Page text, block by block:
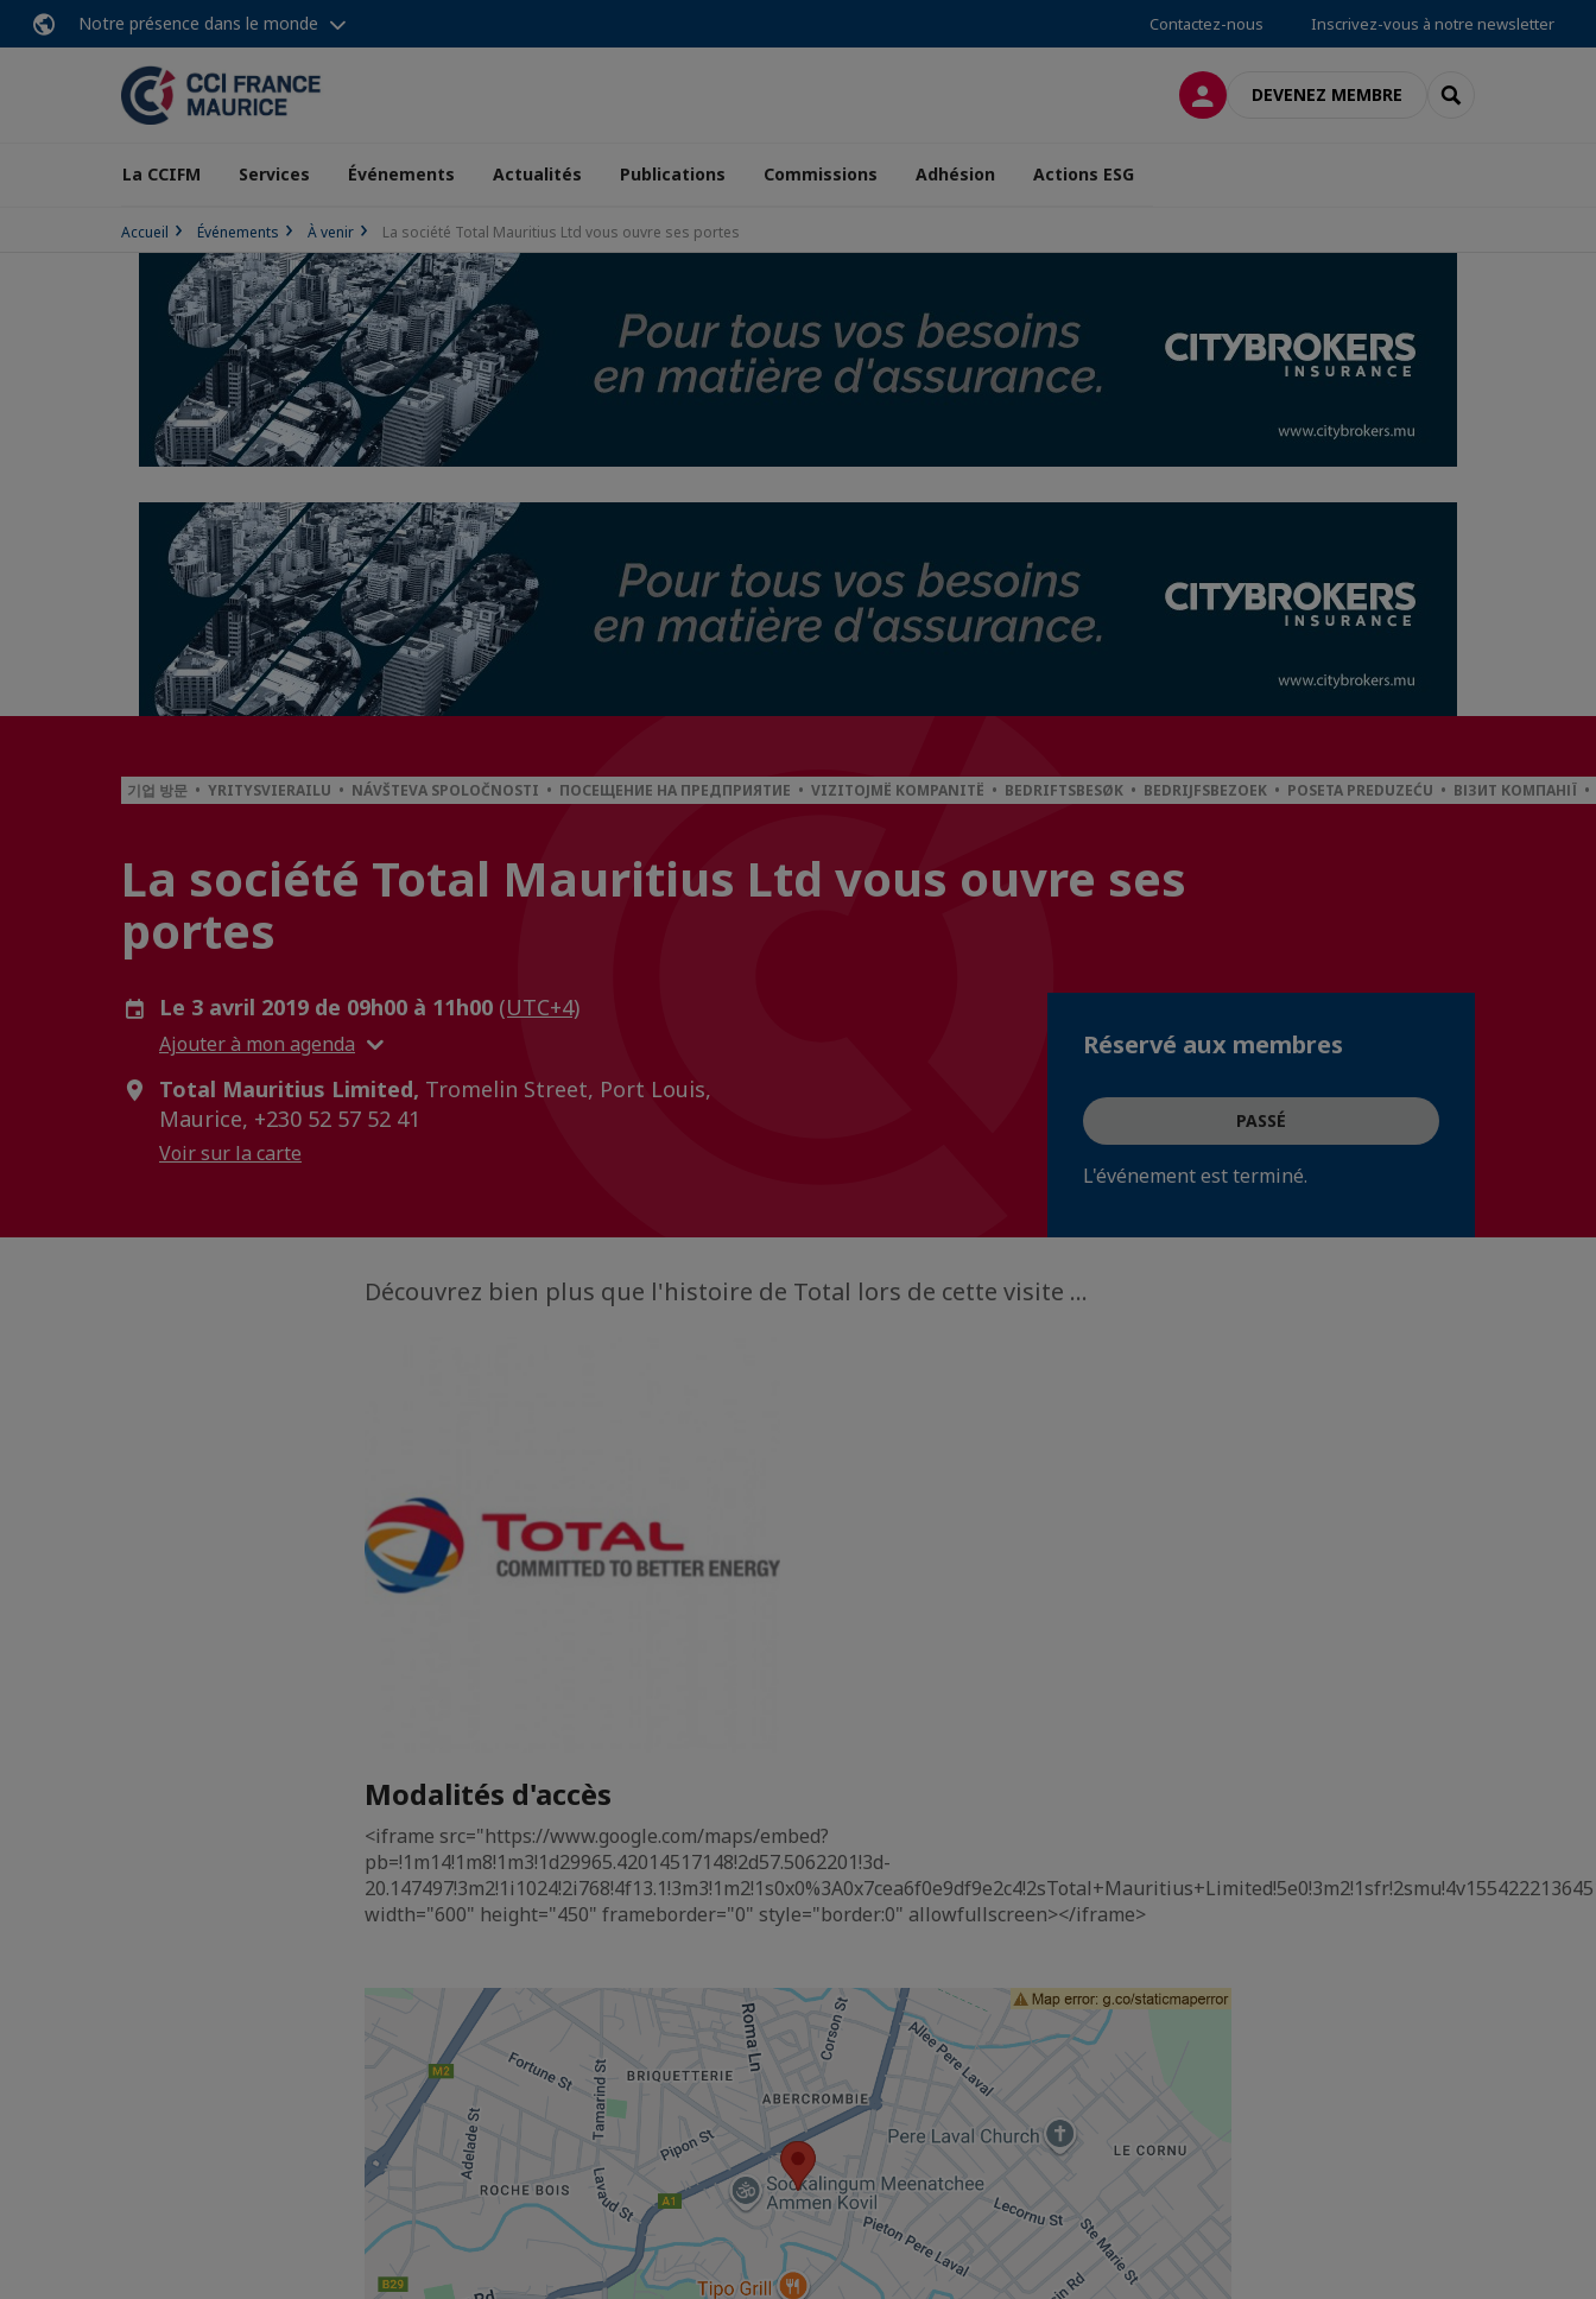
Notre présence dans le monde Contactez-nous Inscrivez-vous à notre newsletter
CONNEXIONDEVENEZ MEMBRE RECHERCHER
La CCIFM Services Événements Actualités Publications Commissions Adhésion Actions ESG
Accueil Événements À venir La société Total Mauritius Ltd vous ouvre ses portes
기업 방문 • YRITYSVIERAILU • NÁVŠTEVA SPOLOČNOSTI • ПОСЕЩЕНИЕ НА ПРЕДПРИЯТИЕ • VIZITOJMË KOMPANITË • BEDRIFTSBESØK • BEDRIJFSBEZOEK • POSETA PREDUZEĆU • ВІЗИТ
La société Total Mauritius Ltd vous ouvre ses
portes
Le 3 avril 2019 de 09h00 à 11h00 (UTC+4)
Ajouter à mon agenda
Total Mauritius Limited, Tromelin Street, Port Louis,
Maurice, +230 52 57 52 41
Voir sur la carte
Réservé aux membres
PASSÉ
L'événement est terminé.
Découvrez bien plus que l'histoire de Total lors de cette visite ...
Modalités d'accès
<iframe src="https://www.google.com/maps/embed?
pb=!1m14!1m8!1m3!1d29965.42014517148!2d57.5062201!3d-
width="600" height="450" frameborder="0" style="border:0" allowfullscreen></iframe>